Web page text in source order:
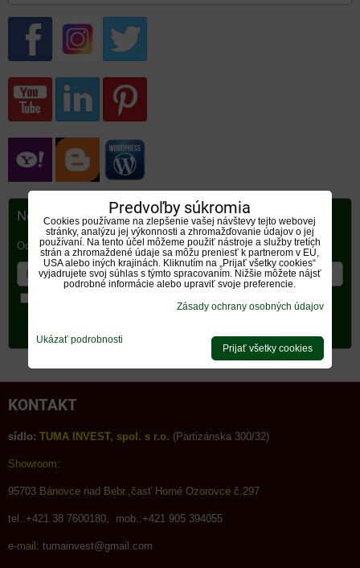
Newsletter
Odoberať naše novinky:
Chcem sa prihlásiť k odberu noviniek e-mailom
KONTAKT
sídlo: TUMA INVEST, spol. s r.o. (Partizánska 300/32)
Showroom:
95703 Bánovce nad Bebr.,časť Horné Ozorovce č.297
tel.:+421 38 7600180, mob.:+421 905 394055
e-mail: tumainvest@gmail.com
Predvoľby súkromia
Cookies používame na zlepšenie vašej návštevy tejto webovej
stránky, analýzu jej výkonnosti a zhromažďovanie údajov o jej
používaní. Na tento účel môžeme použiť nástroje a služby tretích
strán a zhromaždené údaje sa môžu preniesť k partnerom v EÚ,
USA alebo iných krajinách. Kliknutím na „Prijať všetky cookies“
vyjadrujete svoj súhlas s týmto spracovaním. Nižšie môžete nájsť
podrobné informácie alebo upraviť svoje preferencie.
Zásady ochrany osobných údajov
Ukázať podrobnosti
Prijať všetky cookies